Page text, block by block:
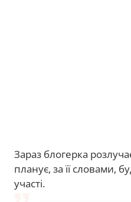
Зараз блогерка
планує, за її словами,
участі.